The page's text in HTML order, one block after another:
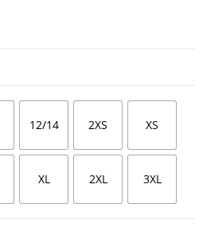
12/14 2XS XS
XL 2XL 3XL